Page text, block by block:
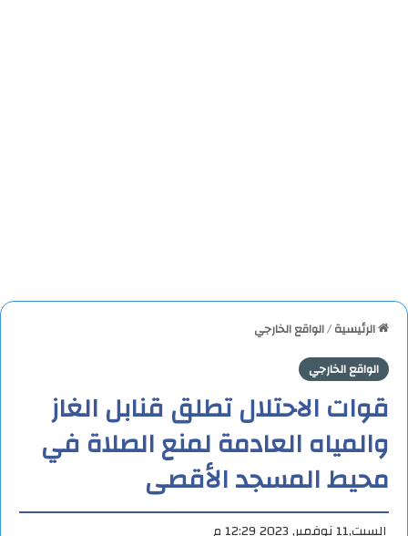
الرئيسية/الواقع الخارجي
الواقع الخارجي
قوات الاحتلال تطلق قنابل الغاز
والمياه العادمة لمنع الصلاة في
محيط المسجد الأقصى